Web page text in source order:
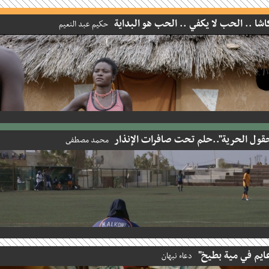
.. الحب لا يكفي .. الحب هو البداية حكيم عبد النعيم
الحرية"..حلم تحت صافرات الإنذار محمد مصطفى
في مية بطيخ" دعاء نبهان